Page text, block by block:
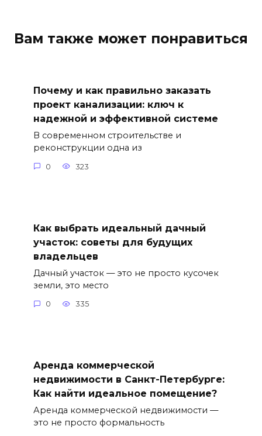
Вам также может понравиться
Почему и как правильно заказать
проект канализации: ключ к
надежной и эффективной системе
В современном строительстве и
реконструкции одна из
0 323
Как выбрать идеальный дачный
участок: советы для будущих
владельцев
Дачный участок — это не просто кусочек
земли, это место
0 335
Аренда коммерческой
недвижимости в Санкт-Петербурге:
Как найти идеальное помещение?
Аренда коммерческой недвижимости —
это не просто формальность